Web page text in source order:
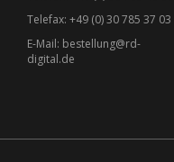
Telefax: +49 (0) 30 785 37 03
E-Mail: bestellung@rd-
digital.de